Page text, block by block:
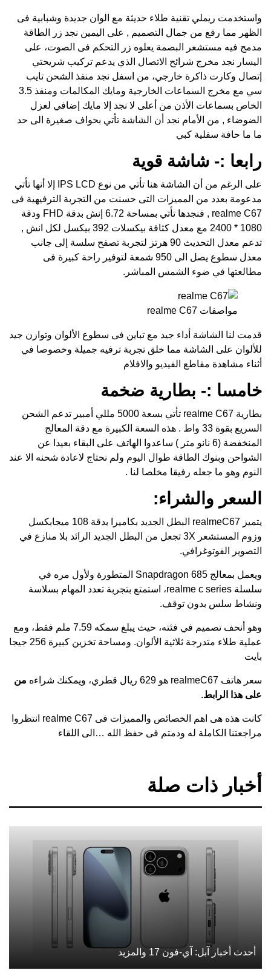
واستخدمت ريملي تقنية طلاء حديثة مع الوان جديدة وشبابية فى
الظهر مما رفع من جمال التصميم , على اليمين نجد زر الطاقة
مدمج فيه مستشعر البصمة يعلوه زر التحكم فى الصوت، على
اليسار نجد مخرج شرائح الاتصال الذي يدعم تركيب شريحتي
إتصال وكارت ذاكرة خارجي، من اسفل نجد منفذ الشحن تايب
سي مع مخرج السماعات الخارجية ومايك المكالمات ومنفذ 3.5
الخاص بسماعات الأذن من أعلى لا نجد إلا مايك إضافي لعزل
الضوضاء , من الأمام نجد أن الشاشة تأتي بحواف صغيرة الى حد
ما ما حافة سفلية كبي
رابعا :- شاشة قوية
على الرغم من أن الشاشة هنا تأتي من نوع IPS LCD إلا أنها تأتي
مدعومة بعدد من المميزات التى حسنت من التجربة الترفيهية فى
realme C67 , فنجدها تأتي بمساحة 6.72 إنش بدقة FHD ودقة
1080 * 2400 مع معدل كثافة بيكسلات 392 بيكسل لكل انش ,
تدعم معدل التحديث 90 هرتز لتجربة تصفح سلسة إلى جانب
معدل سطوع يصل الى 950 شمعة لتوفير راحة كبيرة فى
مطالعتها في ضوء الشمس المباشر.
مواصفات realme C67
قدمت لنا الشاشة أداء جيد مع تباين فى سطوع الألوان وتوازن جيد
للألوان على الشاشة مما خلق تجربة ترفيه جميلة وخصوصا في
أثناء مشاهدة مقاطع الفيديو والافلام
خامسا :- بطارية ضخمة
بطارية realme C67 تأتي بسعة 5000 مللي أمبير تدعم الشحن
السريع بقوة 33 واط . هذه السعة الكبيرة مع دقة المعالج
المنخفضة (6 نانو متر ) ساعدوا الهاتف على البقاء بعيدا عن
الشواحن وبنوك الطاقة طوال اليوم ولم نحتاج لاعادة شحنه الا عند
النوم وهو ما جعله رفيقا مخلصا لنا .
السعر والشراء:
يتميز realmeC67 البطل الجديد بكاميرا بدقة 108 ميجابكسل
وزوم المستشعر 3X تجعل من البطل الجديد الرائد بلا منازع في
التصوير الفوتوغرافي.
ويعمل بمعالج Snapdragon 685 المتطورة ولأول مره في
سلسلة realme c series، استمتع بتجربة تعدد المهام بسلاسة
ونشاط سلس بدون توقف.
وهو أنحف تصميم في فئته، حيث يبلغ سمكه 7.59 ملم فقط، ومع
عملية طلاء متدرجة ثلاثية الألوان. ومساحة تخزين كبيرة 256 جيجا
بايت
سعر هاتف realmeC67 هو 629 ريال قطري، ويمكنك شراءه
من
على هذا الرابط.
كانت هذه هى اهم الخصائص والمميزات فى realme C67 انتظروا
مراجعتنا الكاملة له ودمتم فى حفظ الله …الى اللقاء
أخبار ذات صلة
أحدث أخبار آبل: آي-فون 17 والمزيد